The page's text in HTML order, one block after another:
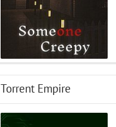
Torrent Empire